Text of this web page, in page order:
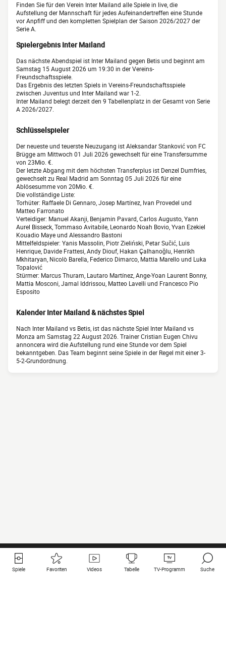
Finden Sie für den Verein Inter Mailand alle Spiele in live, die
Aufstellung der Mannschaft für jedes Aufeinandertreffen eine Stunde
vor Anpfiff und den kompletten Spielplan der Saison 2026/2027 der
Serie A.
Spielergebnis Inter Mailand
Das nächste Abendspiel ist Inter Mailand gegen Betis und beginnt am
Samstag 15 August 2026 um 19:30 in der Vereins-
Freundschaftsspiele.
Das Ergebnis des letzten Spiels in Vereins-Freundschaftsspiele
zwischen Juventus und Inter Mailand war 1-2.
Inter Mailand belegt derzeit den 9 Tabellenplatz in der Gesamt von Serie
A 2026/2027.
Schlüsselspieler
Der neueste und teuerste Neuzugang ist Aleksandar Stanković von FC
Brügge am Mittwoch 01 Juli 2026 gewechselt für eine Transfersumme
von 23Mio. €.
Der letzte Abgang mit dem höchsten Transferplus ist Denzel Dumfries,
gewechselt zu Real Madrid am Sonntag 05 Juli 2026 für eine
Ablösesumme von 20Mio. €.
Die vollständige Liste:
Torhüter: Raffaele Di Gennaro, Josep Martínez, Ivan Provedel und
Matteo Farronato
Verteidiger: Manuel Akanji, Benjamin Pavard, Carlos Augusto, Yann
Aurel Bisseck, Tommaso Avitabile, Leonardo Noah Bovio, Yvan Ezekiel
Kouadio Maye und Alessandro Bastoni
Mittelfeldspieler: Yanis Massolin, Piotr Zieliński, Petar Sučić, Luis
Henrique, Davide Frattesi, Andy Diouf, Hakan Çalhanoğlu, Henrikh
Mkhitaryan, Nicolò Barella, Federico Dimarco, Mattia Marello und Luka
Topalović
Stürmer: Marcus Thuram, Lautaro Martínez, Ange-Yoan Laurent Bonny,
Mattia Mosconi, Jamal Iddrissou, Matteo Lavelli und Francesco Pio
Esposito
Kalender Inter Mailand & nächstes Spiel
Nach Inter Mailand vs Betis, ist das nächste Spiel Inter Mailand vs
Monza am Samstag 22 August 2026. Trainer Cristian Eugen Chivu
annoncera wird die Aufstellung rund eine Stunde vor dem Spiel
bekanntgeben. Das Team beginnt seine Spiele in der Regel mit einer 3-
5-2-Grundordnung.
Spiele Favoriten Videos Tabelle TV-Programm Suche